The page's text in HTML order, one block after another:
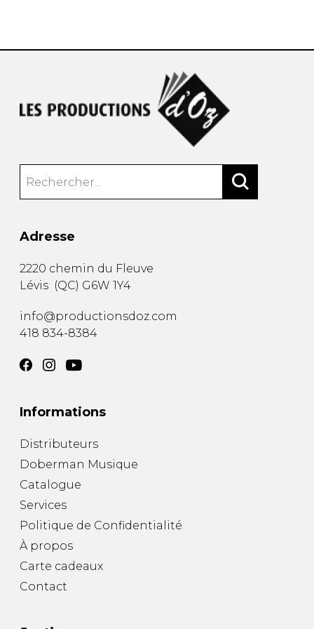
Adresse
2220 chemin du Fleuve
Lévis (QC) G6W 1Y4
info@productionsdoz.com
418 834-8384
Informations
Distributeurs
Doberman Musique
Catalogue
Services
Politique de Confidentialité
À propos
Carte cadeaux
Contact